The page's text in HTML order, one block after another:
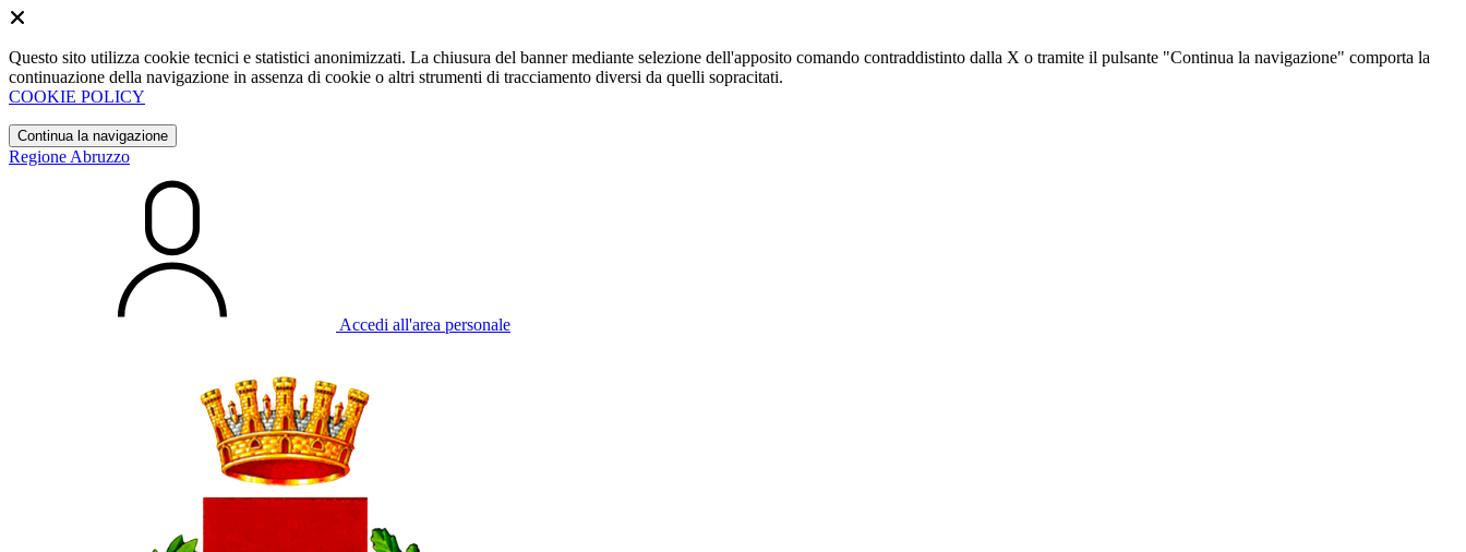
Questo sito utilizza cookie tecnici e statistici anonimizzati. La chiusura del banner mediante selezione dell'apposito comando contraddistinto dalla X o tramite il pulsante "Continua la navigazione" comporta la
continuazione della navigazione in assenza di cookie o altri strumenti di tracciamento diversi da quelli sopracitati.
COOKIE POLICY
Continua la navigazione
Regione Abruzzo
Accedi all'area personale